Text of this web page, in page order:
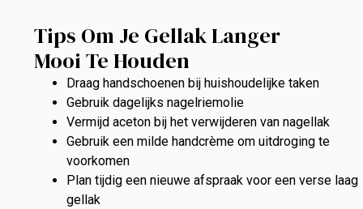
Tips Om Je Gellak Langer
Mooi Te Houden
Draag handschoenen bij huishoudelijke taken
Gebruik dagelijks nagelriemolie
Vermijd aceton bij het verwijderen van nagellak
Gebruik een milde handcrème om uitdroging te
voorkomen
Plan tijdig een nieuwe afspraak voor een verse laag
gellak